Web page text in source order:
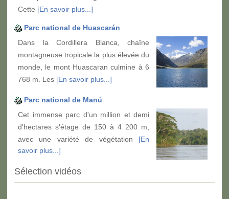
Cette [En savoir plus...]
Parc national de Huascarán
Dans la Cordillera Blanca, chaîne
montagneuse tropicale la plus élevée du
monde, le mont Huascaran culmine à 6
768 m. Les [En savoir plus...]
Parc national de Manú
Cet immense parc d'un million et demi
d'hectares s'étage de 150 à 4 200 m,
avec une variété de végétation [En
savoir plus...]
Sélection vidéos